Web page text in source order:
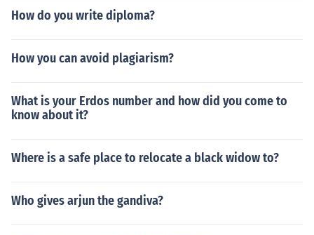
How do you write diploma?
How you can avoid plagiarism?
What is your Erdos number and how did you come to
know about it?
Where is a safe place to relocate a black widow to?
Who gives arjun the gandiva?